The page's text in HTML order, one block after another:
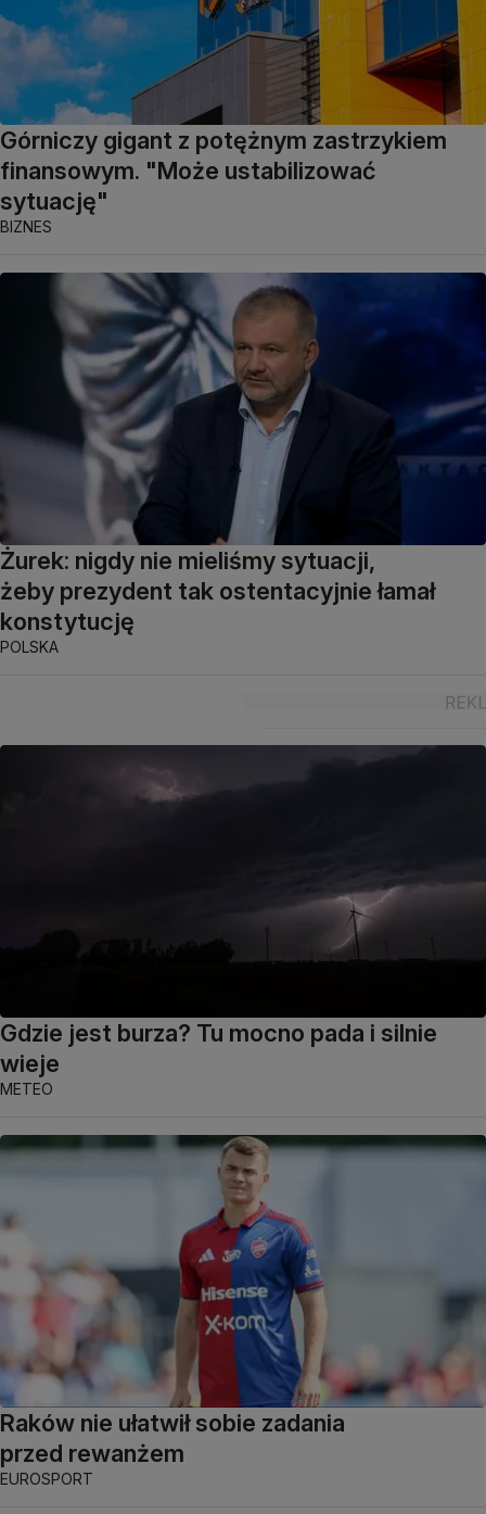
Górniczy gigant z potężnym zastrzykiem
finansowym. "Może ustabilizować
sytuację"
BIZNES
Żurek: nigdy nie mieliśmy sytuacji,
żeby prezydent tak ostentacyjnie łamał
konstytucję
POLSKA
Gdzie jest burza? Tu mocno pada i silnie
wieje
METEO
Raków nie ułatwił sobie zadania
przed rewanżem
EUROSPORT